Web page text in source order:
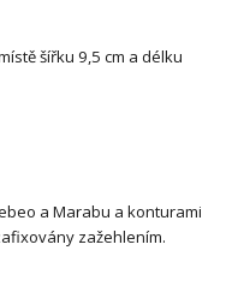
šířku 9,5 cm a délku
a Marabu a konturami
zažehlením.